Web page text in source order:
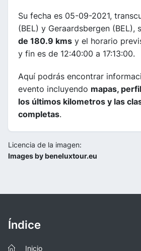
Su fecha es 05-09-2021,
(BEL) y Geraardsbergen (BEL),
de 180.9 kms y el horario
y fin es de 12:40:00 a 17:13:00.
Aquí podrás encontrar
evento incluyendo mapas,
los últimos kilometros y las
completas.
Licencia de la imagen:
Images by beneluxtour.eu
Índice
Inicio